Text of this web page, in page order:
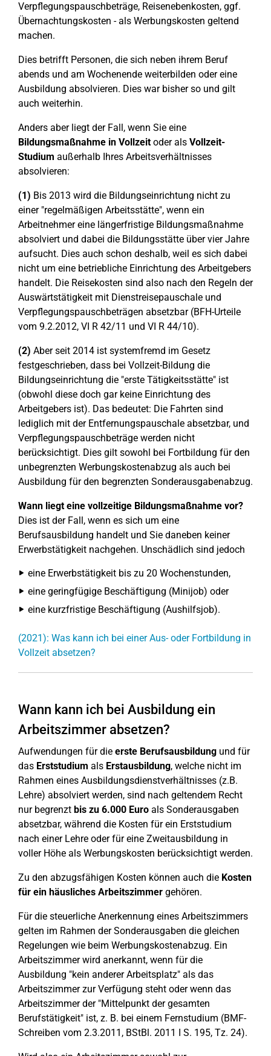
Verpflegungspauschbeträge, Reisenebenkosten, ggf.
Übernachtungskosten - als Werbungskosten geltend
machen.
Dies betrifft Personen, die sich neben ihrem Beruf
abends und am Wochenende weiterbilden oder eine
Ausbildung absolvieren. Dies war bisher so und gilt
auch weiterhin.
Anders aber liegt der Fall, wenn Sie eine
Bildungsmaßnahme in Vollzeitoder als Vollzeit-
Studium außerhalb Ihres Arbeitsverhältnisses
absolvieren:
(1) Bis 2013 wird die Bildungseinrichtung nicht zu
einer "regelmäßigen Arbeitsstätte", wenn ein
Arbeitnehmer eine längerfristige Bildungsmaßnahme
absolviert und dabei die Bildungsstätte über vier Jahre
aufsucht. Dies auch schon deshalb, weil es sich dabei
nicht um eine betriebliche Einrichtung des Arbeitgebers
handelt. Die Reisekosten sind also nach den Regeln der
Auswärtstätigkeit mit Dienstreisepauschale und
Verpflegungspauschbeträgen absetzbar (BFH-Urteile
vom 9.2.2012, VI R 42/11 und VI R 44/10).
(2) Aber seit 2014 ist systemfremd im Gesetz
festgeschrieben, dass bei Vollzeit-Bildung die
Bildungseinrichtung die "erste Tätigkeitsstätte" ist
(obwohl diese doch gar keine Einrichtung des
Arbeitgebers ist). Das bedeutet: Die Fahrten sind
lediglich mit der Entfernungspauschale absetzbar, und
Verpflegungspauschbeträge werden nicht
berücksichtigt. Dies gilt sowohl bei Fortbildung für den
unbegrenzten Werbungskostenabzug als auch bei
Ausbildung für den begrenzten Sonderausgabenabzug.
Wann liegt eine vollzeitige Bildungsmaßnahme vor?
Dies ist der Fall, wenn es sich um eine
Berufsausbildung handelt und Sie daneben keiner
Erwerbstätigkeit nachgehen. Unschädlich sind jedoch
eine Erwerbstätigkeit bis zu 20 Wochenstunden,
eine geringfügige Beschäftigung (Minijob) oder
eine kurzfristige Beschäftigung (Aushilfsjob).
(2021): Was kann ich bei einer Aus- oder Fortbildung in
Vollzeit absetzen?
Wann kann ich bei Ausbildung ein
Arbeitszimmer absetzen?
Aufwendungen für die erste Berufsausbildung und für
das Erststudium als Erstausbildung, welche nicht im
Rahmen eines Ausbildungsdienstverhältnisses (z.B.
Lehre) absolviert werden, sind nach geltendem Recht
nur begrenzt bis zu 6.000 Euro als Sonderausgaben
absetzbar, während die Kosten für ein Erststudium
nach einer Lehre oder für eine Zweitausbildung in
voller Höhe als Werbungskosten berücksichtigt werden.
Zu den abzugsfähigen Kosten können auch die Kosten
für ein häusliches Arbeitszimmer gehören.
Für die steuerliche Anerkennung eines Arbeitszimmers
gelten im Rahmen der Sonderausgaben die gleichen
Regelungen wie beim Werbungskostenabzug. Ein
Arbeitszimmer wird anerkannt, wenn für die
Ausbildung "kein anderer Arbeitsplatz" als das
Arbeitszimmer zur Verfügung steht oder wenn das
Arbeitszimmer der "Mittelpunkt der gesamten
Berufstätigkeit" ist, z. B. bei einem Fernstudium (BMF-
Schreiben vom 2.3.2011, BStBl. 2011 I S. 195, Tz. 24).